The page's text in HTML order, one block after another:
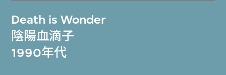
Death is Wonder
陰陽血滴子
1990年代